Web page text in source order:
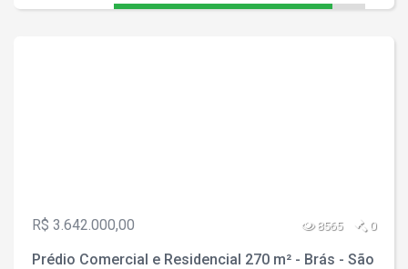
R$ 3.642.000,00 8565 0
Prédio Comercial e Residencial 270 m² - Brás - São